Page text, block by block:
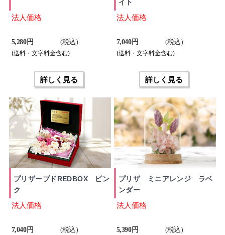
法人価格
5,280 円 (税込)
(送料・文字料金含む)
詳しく見る
イト
法人価格
7,040 円 (税込)
(送料・文字料金含む)
詳しく見る
プリザーブドREDBOX ピン
ク
法人価格
7,040 円 (税込)
プリザ ミニアレンジ ラベ
ンダー
法人価格
5,390 円 (税込)